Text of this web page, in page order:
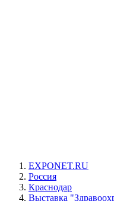
EXPONET.RU
Россия
Краснодар
Выставка